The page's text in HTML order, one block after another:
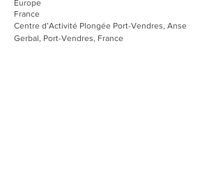
Europe
France
Centre d’Activité Plongée Port-Vendres, Anse
Gerbal, Port-Vendres, France